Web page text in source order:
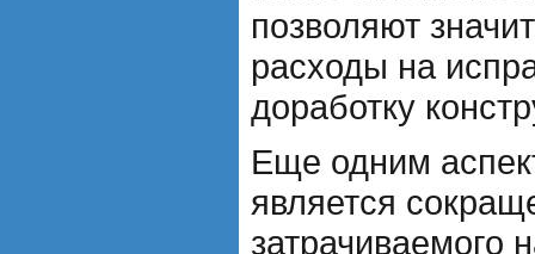
позволяют
расходы на
доработку
Еще одним
является
затрачиваемого